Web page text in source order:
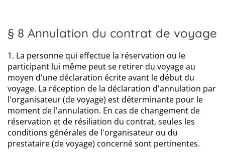
§ 8 Annulation du contrat de voyage
1. La personne qui effectue la réservation ou le
participant lui même peut se retirer du voyage au
moyen d'une déclaration écrite avant le début du
voyage. La réception de la déclaration d'annulation par
l'organisateur (de voyage) est déterminante pour le
moment de l'annulation. En cas de changement de
réservation et de résiliation du contrat, seules les
conditions générales de l'organisateur ou du
prestataire (de voyage) concerné sont pertinentes.